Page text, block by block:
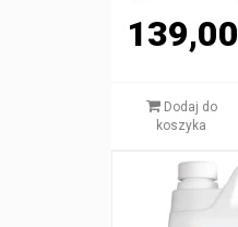
139,00
Dodaj do
koszyka